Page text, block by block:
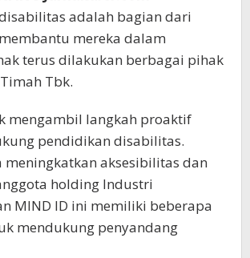
adalah bagian dari
mereka dalam
terus dilakukan berbagai pihak
Tbk.
mengambil langkah proaktif
pendidikan disabilitas.
meningkatkan aksesibilitas dan
holding Industri
MIND ID ini memiliki beberapa
mendukung penyandang